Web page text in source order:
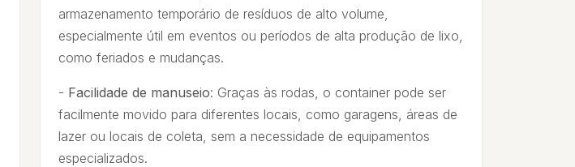
armazenamento temporário de resíduos de alto volume,
especialmente útil em eventos ou períodos de alta produção de lixo,
como feriados e mudanças.
- Facilidade de manuseio: Graças às rodas, o container pode ser
facilmente movido para diferentes locais, como garagens, áreas de
lazer ou locais de coleta, sem a necessidade de equipamentos
especializados.